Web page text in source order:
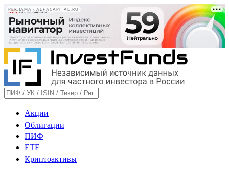
РЕКЛАМА • ALFACAPITAL.RU
Акции
Облигации
ПИФ
ETF
Криптоактивы